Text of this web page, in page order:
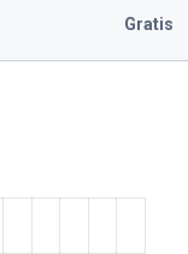
Gratis